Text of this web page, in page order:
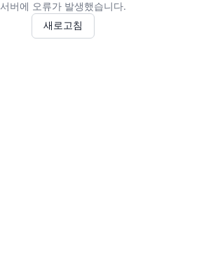
서버에 오류가 발생했습니다.
새로고침